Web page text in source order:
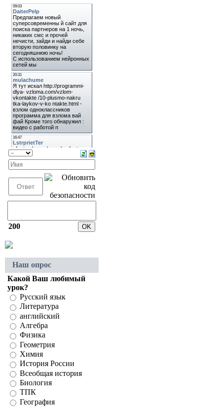
200
Наш опрос
Какой Ваш любимый
урок?
Русский язык
Литература
английский
Алгебра
Физика
Геометрия
Химия
История России
Всеобщая история
Биология
ТПК
География